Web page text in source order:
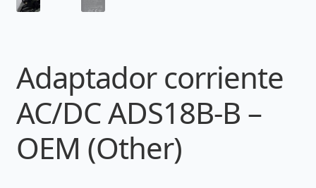
Adaptador corriente
AC/DC ADS18B-B –
OEM (Other)